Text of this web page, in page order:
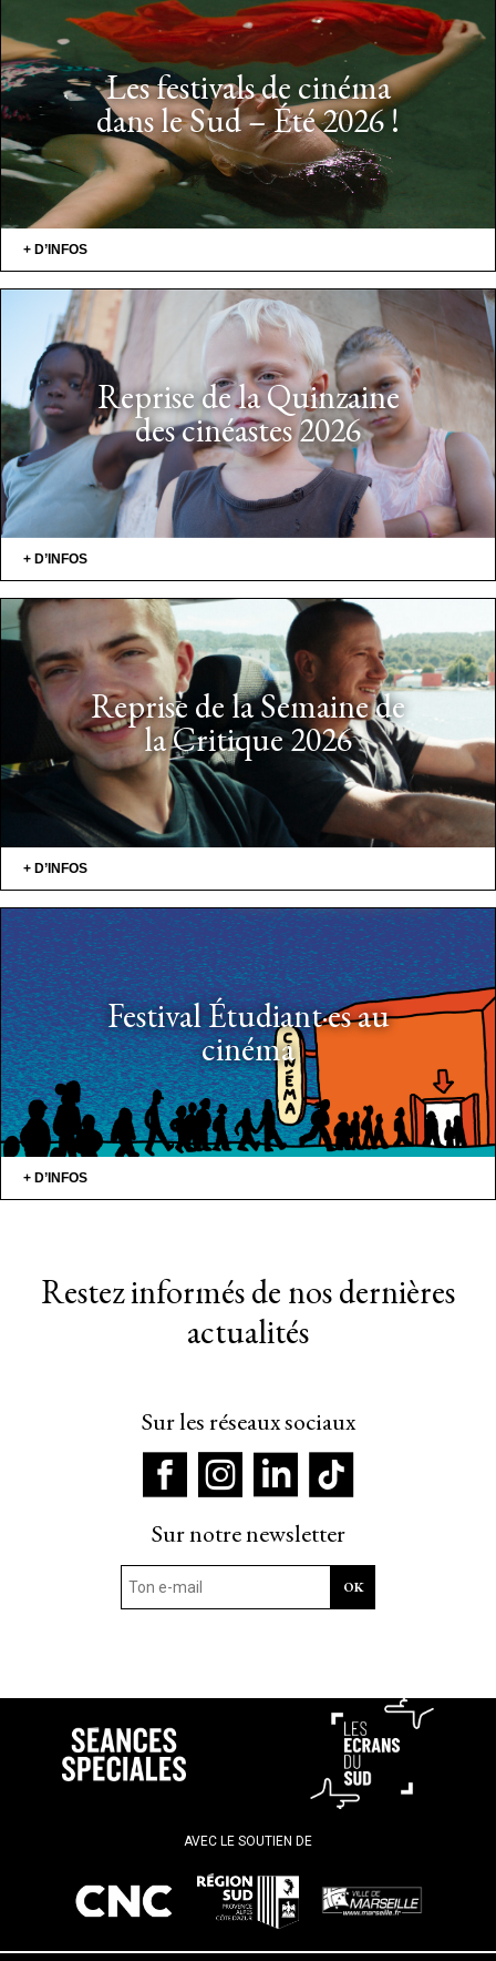
Les festivals de cinéma
dans le Sud – Été 2026 !
+ D’INFOS
Reprise de la Quinzaine
des cinéastes 2026
+ D’INFOS
Reprise de la Semaine de
la Critique 2026
+ D’INFOS
Festival Étudiant·es au
cinéma
+ D’INFOS
Restez informés de nos dernières
actualités
Sur les réseaux sociaux
Sur notre newsletter
AVEC LE SOUTIEN DE